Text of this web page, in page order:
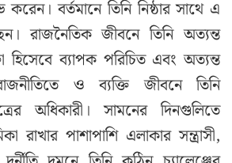
বর্তমানে তিনি নিষ্ঠার সাথে এ
রাজনৈতিক জীবনে তিনি অত্যন্ত
হিসেবে ব্যাপক পরিচিত এবং অত্যন্ত
ও ব্যক্তি জীবনে তিনি
অধিকারী। সামনের দিনগুলিতে
রাখার পাশাপাশি এলাকার সন্ত্রাসী,